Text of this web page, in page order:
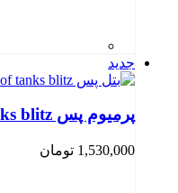
جدید
پرمیوم پس world of tanks blitz
1,530,000 تومان